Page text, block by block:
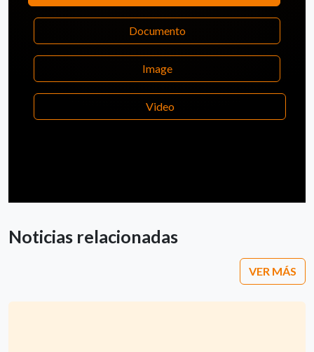
Documento
Image
Video
Noticias relacionadas
VER MÁS